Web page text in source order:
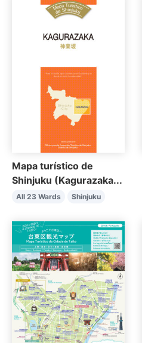
Mapa turístico de
Shinjuku (Kagurazaka...
All 23 Wards Shinjuku